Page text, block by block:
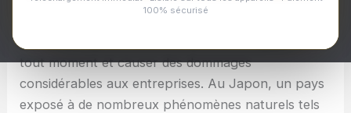
100% sécurisé
tout moment et causer des dommages
considérables aux entreprises. Au Japon, un pays
exposé à de nombreux phénomènes naturels tels